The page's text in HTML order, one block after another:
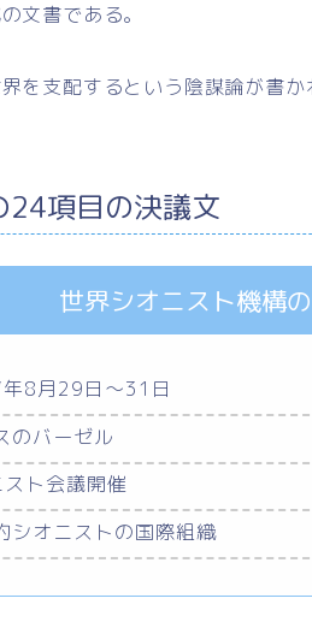
の文書である。
を支配するという陰謀論が書か
24項目の決議文
世界シオニスト機構
8月29日～31日
のバーゼル
ト会議開催
シオニストの国際組織